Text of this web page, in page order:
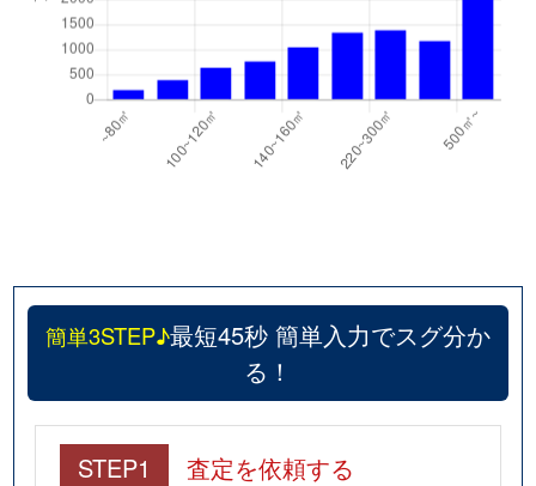
簡単3STEP♪最短45秒 簡単入力でスグ分か
る！
STEP1 査定を依頼する